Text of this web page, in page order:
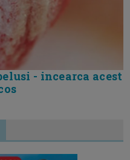
- incearca acest